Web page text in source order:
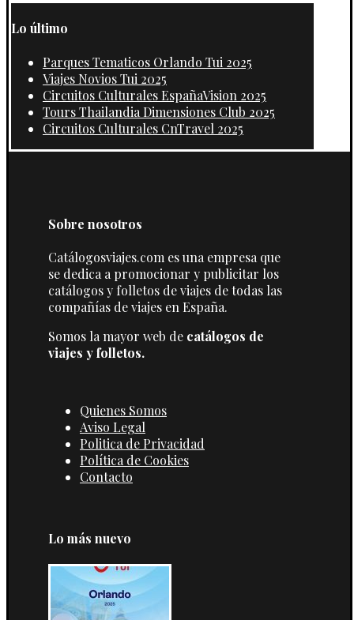
Lo último
Parques Tematicos Orlando Tui 2025
Viajes Novios Tui 2025
Circuitos Culturales EspañaVision 2025
Tours Thailandia Dimensiones Club 2025
Circuitos Culturales CnTravel 2025
Sobre nosotros
Catálogosviajes.com es una empresa que
se dedica a promocionar y publicitar los
catálogos y folletos de viajes de todas las
compañías de viajes en España.
Somos la mayor web de catálogos de
viajes y folletos.
Quienes Somos
Aviso Legal
Politica de Privacidad
Política de Cookies
Contacto
Lo más nuevo